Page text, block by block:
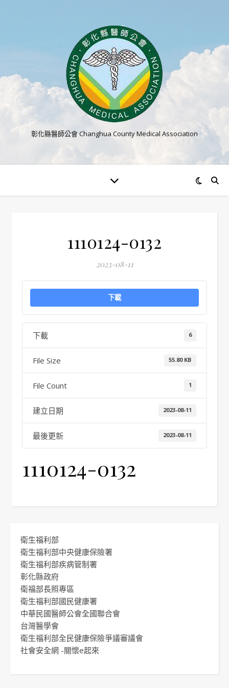
彰化縣醫師公會 Changhua County Medical Association
1110124-0132
2023-08-11
下載
下載 6
File Size 55.80 KB
File Count 1
建立日期 2023-08-11
最後更新 2023-08-11
1110124-0132
衛生福利部
衛生福利部中央健康保險署
衛生福利部疾病管制署
彰化縣政府
衛福部長照專區
衛生福利部國民健康署
中華民國醫師公會全國聯合會
台灣醫學會
衛生福利部全民健康保險爭議審議會
社會安全網 -關懷e起來